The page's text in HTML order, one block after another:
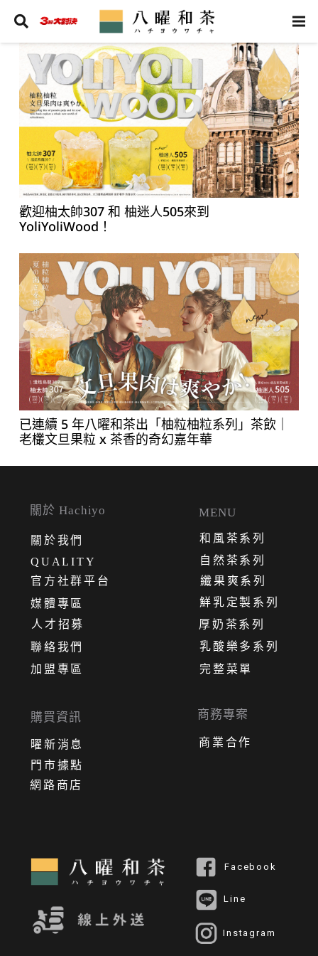
歡迎柚太帥307 和 柚迷人505來到
YoliYoliWood！
已連續 5 年八曜和茶出「柚粒柚粒系列」茶飲｜
老欉文旦果粒 x 茶香的奇幻嘉年華
Facebook
人才招募
Instagram
關於 Hachiyo
關 於我們
QUALITY
官方社群平台
媒體專區
Line
網路商店
門市據點
曜新消息
購買資訊
聯絡我們
加盟專區
商務專案
商業合作
乳酸樂多系列
厚奶茶系列
鮮乳定製系列
纖果爽系列
自然茶系列
和風茶系列
MENU
完整菜單